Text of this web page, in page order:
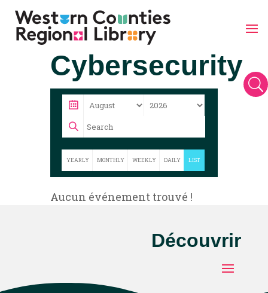
U
Cybersecurity
YEARLY MONTHLY WEEKLY DAILY LIST
Aucun événement trouvé !
Découvrir